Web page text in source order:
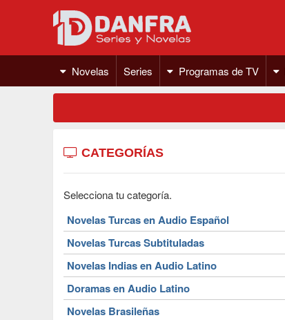
Novelas Series Programas de TV
CATEGORÍAS
Selecciona tu categoría.
Novelas Turcas en Audio Español
Novelas Turcas Subtituladas
Novelas Indias en Audio Latino
Doramas en Audio Latino
Novelas Brasileñas